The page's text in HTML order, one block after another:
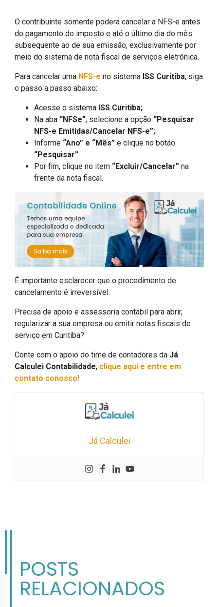
O contribuinte somente poderá cancelar a NFS-e antes
do pagamento do imposto e até o último dia do mês
subsequente ao de sua emissão, exclusivamente por
meio do sistema de nota fiscal de serviços eletrônica.
Para cancelar uma NFS-e no sistema ISS Curitiba, siga
o passo a passo abaixo:
Acesse o sistema ISS Curitiba;
Na aba “NFSe”, selecione a opção “Pesquisar
NFS-e Emitidas/Cancelar NFS-e”;
Informe “Ano” e “Mês” e clique no botão
“Pesquisar”
Por fim, clique no item “Excluir/Cancelar” na
frente da nota fiscal.
É importante esclarecer que o procedimento de
cancelamento é irreversível.
Precisa de apoio e assessoria contábil para abrir,
regularizar a sua empresa ou emitir notas fiscais de
serviço em Curitiba?
Conte com o apoio do time de contadores da Já
Calculei Contabilidade, clique aqui e entre em
contato conosco!
Já Calculei
POSTS
RELACIONADOS